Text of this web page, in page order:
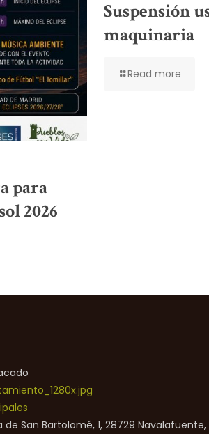
para
2026
Suspensión
maquinaria
Read more
de San Bartolomé, 1, 28729 Navalafuente,